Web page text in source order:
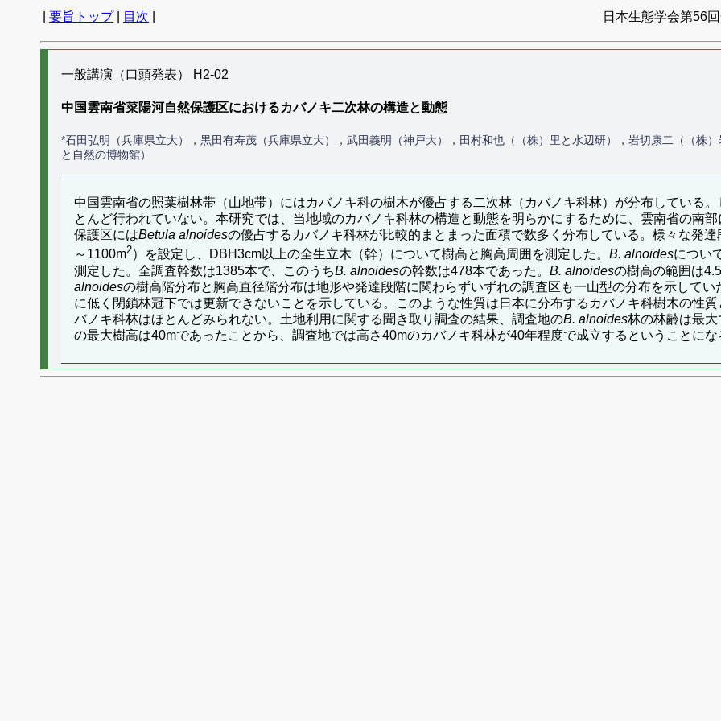
要旨トップ| 目次 日本生態学会第56
一般講演（口頭発表） H2-02
中国雲南省菜陽河自然保護区におけるカバノキ二次林の構造と動態
*石田弘明（兵庫県立大），黒田有寿茂（兵庫県立大），武田義明（神戸大），田村和也（（株）里と水辺研），岩切康二（（株
と自然の博物館）
中国雲南省の照葉樹林帯（山地帯）にはカバノキ科の樹木が優占する二次林（カバノキ科林）が分布している
とんど行われていない。本研究では、当地域のカバノキ科林の構造と動態を明らかにするために、雲南省の南
保護区にはBetula alnoidesの優占するカバノキ科林が比較的まとまった面積で数多く分布している。様々な発達
～1100m2）を設定し、DBH3cm以上の全生立木（幹）について樹高と胸高周囲を測定した。 B. alnoidesについ
測定した。全調査幹数は1385本で、このうちB. alnoidesの幹数は478本であった。 B. alnoidesの樹高の範囲は
alnoidesの樹高階分布と胸高直径階分布は地形や発達段階に関わらずいずれの調査区も一山型の分布を示してい
に低く閉鎖林冠下では更新できないことを示している。このような性質は日本に分布するカバノキ科樹木の性
バノキ科林はほとんどみられない。土地利用に関する聞き取り調査の結果、調査地のB. alnoides林の林齢は最大
の最大樹高は40mであったことから、調査地では高さ40mのカバノキ科林が40年程度で成立するということにな